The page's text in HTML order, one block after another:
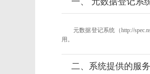
元数据登记系统（http://
用。
二、系统提供的服务